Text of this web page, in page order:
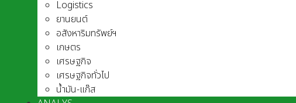
Logistics
ยานยนต์
อสังหาริมทรัพย์ฯ
เกษตร
เศรษฐกิจ
เศรษฐกิจทั่วไป
น้ำมัน-แก๊ส